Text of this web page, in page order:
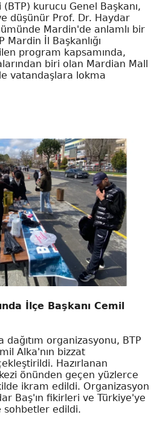
(BTP) kurucu Genel Başkanı,
düşünür Prof. Dr. Haydar
Mardin'de anlamlı bir
İl Başkanlığı
program kapsamında,
biri olan Mardian Mall
vatandaşlara lokma
İlçe Başkanı Cemil
organizasyonu, BTP
Alka'nın bizzat
Hazırlanan
önünden geçen yüzlerce
ikram edildi. Organizasyon
Baş'ın fikirleri ve Türkiye'ye
sohbetler edildi.